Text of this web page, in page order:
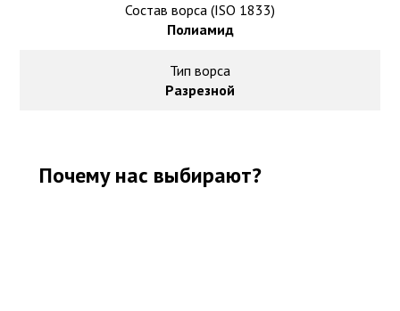
Состав ворса (ISO 1833)
Полиамид
Тип ворса
Разрезной
Почему нас выбирают?